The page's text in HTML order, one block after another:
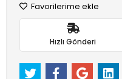
Favorilerime ekle
Hızlı Gönderi